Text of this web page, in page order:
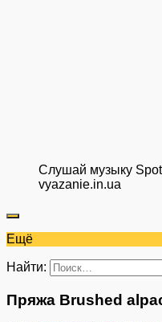
Слушай музыку
vyazanie.in.ua
Ещё
Найти:
Пряжа Brushed